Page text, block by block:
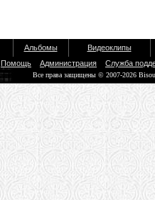
Альбомы
Видеоклипы
Помощь Администрация Служба
Все права защищены © 2007-2026